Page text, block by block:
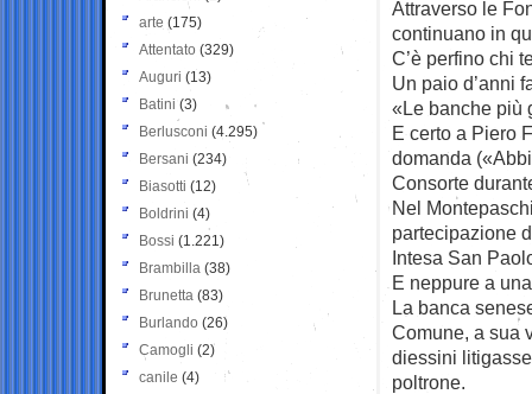
Attraverso le
continuano in
C’è perfino chi
Un paio d’anni
«Le banche più
E certo a Piero
domanda
Consorte
Nel
partecipazione
Intesa San
E neppure a
La banca
Comune, a sua
diessini
poltrone.
arte (175)
Attentato (329)
Auguri (13)
Batini (3)
Berlusconi (4.295)
Bersani (234)
Biasotti (12)
Boldrini (4)
Bossi (1.221)
Brambilla (38)
Brunetta (83)
Burlando (26)
Camogli (2)
canile (4)